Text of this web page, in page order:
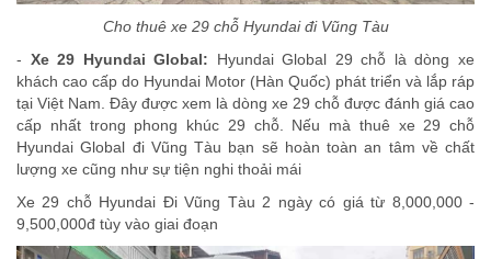
Cho thuê xe 29 chỗ Hyundai đi Vũng Tàu
- Xe 29 Hyundai Global: Hyundai Global 29 chỗ là dòng xe
khách cao cấp do Hyundai Motor (Hàn Quốc) phát triển và lắp ráp
tại Việt Nam. Đây được xem là dòng xe 29 chỗ được đánh giá cao
cấp nhất trong phong khúc 29 chỗ. Nếu mà thuê xe 29 chỗ
Hyundai Global đi Vũng Tàu bạn sẽ hoàn toàn an tâm về chất
lượng xe cũng như sự tiện nghi thoải mái
Xe 29 chỗ Hyundai Đi Vũng Tàu 2 ngày có giá từ 8,000,000 -
9,500,000đ tùy vào giai đoạn